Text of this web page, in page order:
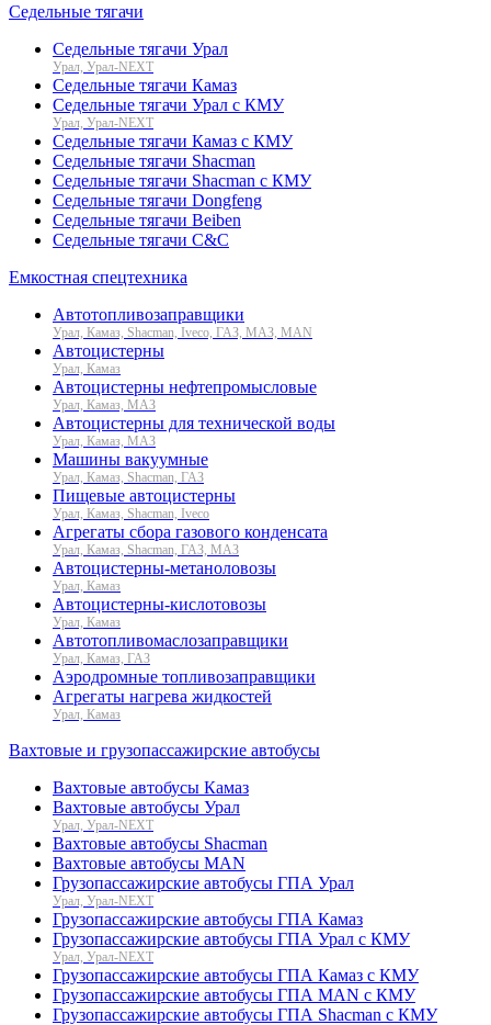
Седельные тягачи
Седельные тягачи Урал
Урал, Урал-NEXT
Седельные тягачи Камаз
Седельные тягачи Урал с КМУ
Урал, Урал-NEXT
Седельные тягачи Камаз с КМУ
Седельные тягачи Shacman
Седельные тягачи Shacman с КМУ
Седельные тягачи Dongfeng
Седельные тягачи Beiben
Седельные тягачи C&C
Емкостная спецтехника
Автотопливозаправщики
Урал, Камаз, Shacman, Iveco, ГАЗ, МАЗ, MAN
Автоцистерны
Урал, Камаз
Автоцистерны нефтепромысловые
Урал, Камаз, МАЗ
Автоцистерны для технической воды
Урал, Камаз, МАЗ
Машины вакуумные
Урал, Камаз, Shacman, ГАЗ
Пищевые автоцистерны
Урал, Камаз, Shacman, Iveco
Агрегаты сбора газового конденсата
Урал, Камаз, Shacman, ГАЗ, МАЗ
Автоцистерны-метаноловозы
Урал, Камаз
Автоцистерны-кислотовозы
Урал, Камаз
Автотопливомаслозаправщики
Урал, Камаз, ГАЗ
Аэродромные топливозаправщики
Агрегаты нагрева жидкостей
Урал, Камаз
Вахтовые и грузопассажирские автобусы
Вахтовые автобусы Камаз
Вахтовые автобусы Урал
Урал, Урал-NEXT
Вахтовые автобусы Shacman
Вахтовые автобусы MAN
Грузопассажирские автобусы ГПА Урал
Урал, Урал-NEXT
Грузопассажирские автобусы ГПА Камаз
Грузопассажирские автобусы ГПА Урал с КМУ
Урал, Урал-NEXT
Грузопассажирские автобусы ГПА Камаз с КМУ
Грузопассажирские автобусы ГПА MAN с КМУ
Грузопассажирские автобусы ГПА Shacman с КМУ